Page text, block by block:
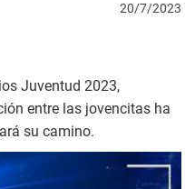
20/7/2023
Juventud 2023,
entre las jovencitas ha
su camino.